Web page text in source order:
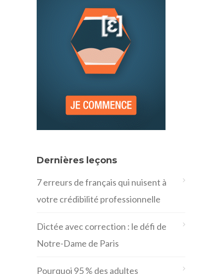
Dernières leçons
7 erreurs de français qui nuisent à
votre crédibilité professionnelle
Dictée avec correction : le défi de
Notre-Dame de Paris
Pourquoi 95 % des adultes